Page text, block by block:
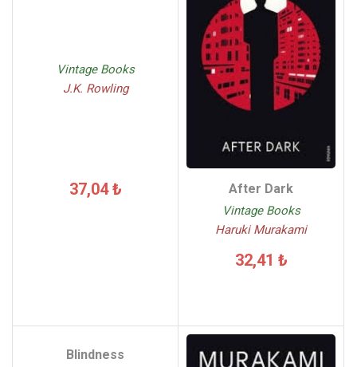
Vintage Books
J.K. Rowling
37,04 ₺ After Dark
Vintage Books
Haruki Murakami
32,41 ₺
Blindness